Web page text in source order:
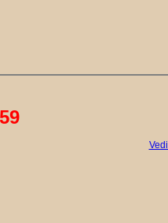
59